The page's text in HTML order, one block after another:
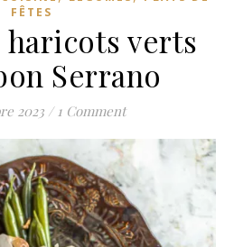
FÊTES
haricots verts
Serrano
2023 / 1 Comment